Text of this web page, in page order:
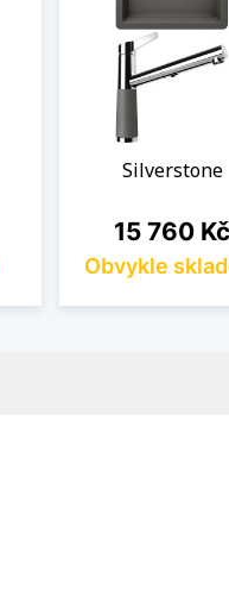
Silverstone
Cena
15 760 Kč
Obvykle